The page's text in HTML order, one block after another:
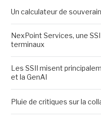
Un calculateur de
NexPoint Services, une
terminaux
Les SSII misent
et la GenAI
Pluie de critiques sur la